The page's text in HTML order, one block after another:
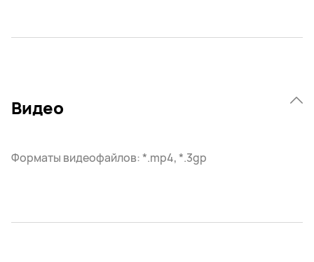
Видео
Форматы видеофайлов: *.mp4, *.3gp